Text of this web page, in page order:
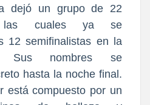
dejó un grupo de 22
las cuales ya se
12 semifinalistas en la
Sus nombres se
hasta la noche final.
está compuesto por un